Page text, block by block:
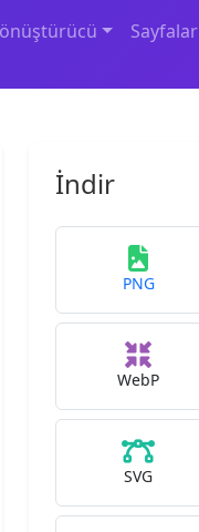
Sayfalar
İndir
PNG
WebP
SVG